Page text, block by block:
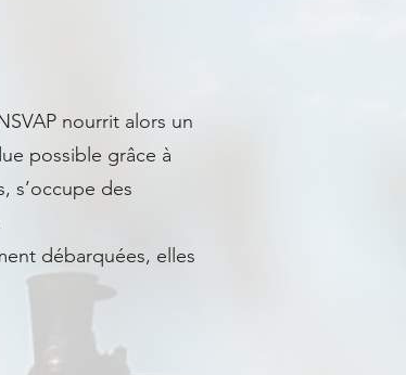
nourrit alors un
possible grâce à
s’occupe des
débarquées, elles